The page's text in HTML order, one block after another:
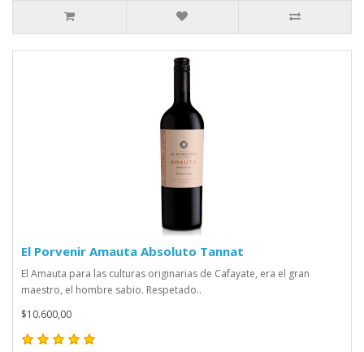
El Porvenir Amauta Absoluto Tannat
El Amauta para las culturas originarias de Cafayate, era el gran
maestro, el hombre sabio. Respetado..
$10.600,00